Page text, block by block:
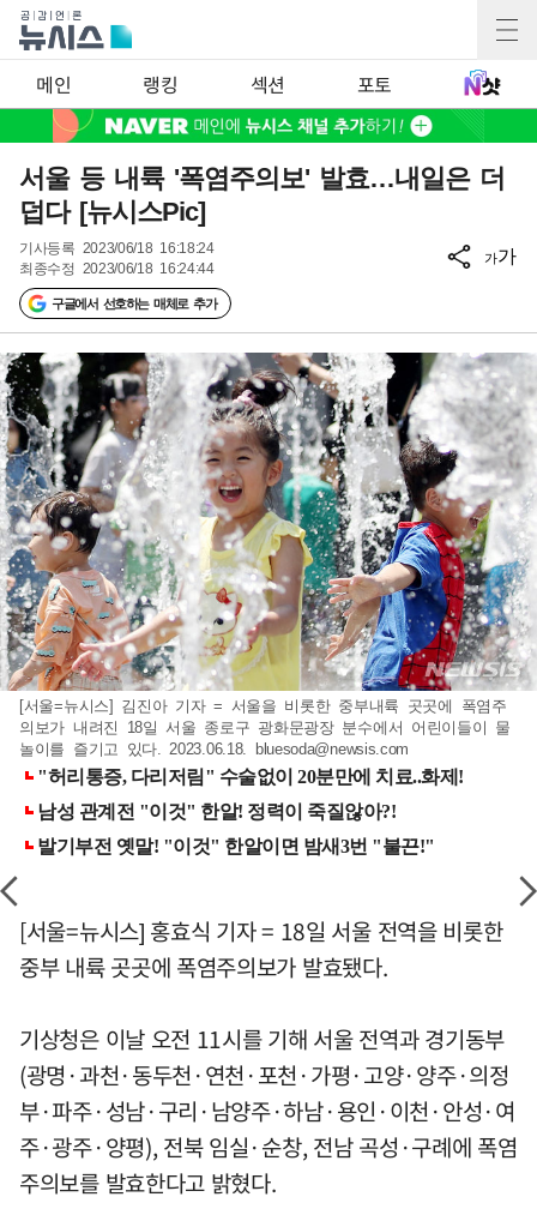
메인 랭킹 섹션 포토
서울 등 내륙 '폭염주의보' 발효…내일은 더
덥다 [뉴시스Pic]
기사등록 2023/06/18 16:18:24
최종수정 2023/06/18 16:24:44
구글에서 선호하는 매체로 추가
가가
[서울=뉴시스] 김진아 기자 = 서울을 비롯한 중부내륙 곳곳에 폭염주
의보가 내려진 18일 서울 종로구 광화문광장 분수에서 어린이들이 물
놀이를 즐기고 있다. 2023.06.18.
bluesoda@newsis.com
[서울=뉴시스] 홍효식 기자 = 18일 서울 전역을 비롯한
중부 내륙 곳곳에 폭염주의보가 발효됐다.
기상청은 이날 오전 11시를 기해 서울 전역과 경기동부
(광명·과천·동두천·연천·포천·가평·고양·양주·의정
부·파주·성남·구리·남양주·하남·용인·이천·안성·여
주·광주·양평), 전북 임실·순창, 전남 곡성·구례에 폭염
주의보를 발효한다고 밝혔다.